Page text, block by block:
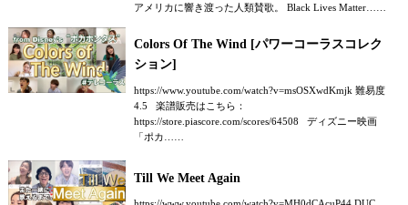
アメリカに響き渡った人類賛歌。 Black Lives Matter……
Colors Of The Wind [パワーコーラスコレク
ション]
https://www.youtube.com/watch?v=msOSXwdKmjk 難易度
4.5 楽譜販売はこちら：
https://store.piascore.com/scores/64508 ディズニー映画
「ポカ……
Till We Meet Again